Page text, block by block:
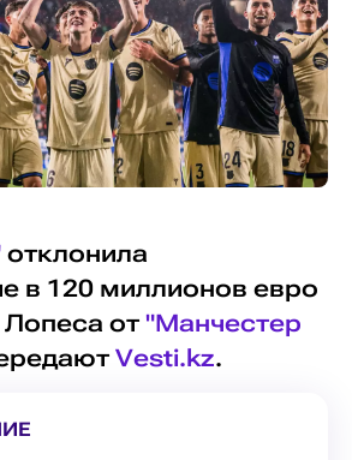
отклонила
в 120 миллионов евро
от "Манчестер
Vesti.kz.